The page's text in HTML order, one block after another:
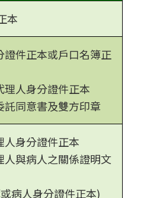
本
證件正本或戶口名簿正
理人身分證件正本
託同意書及雙方印章
人身分證件正本
人與病人之關係證明文
病人身分證件正本)